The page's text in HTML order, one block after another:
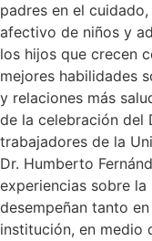
padres en el
afectivo de niños y
los hijos que crecen
mejores habilidades
y relaciones más
de la celebración del
trabajadores de la
Dr. Humberto
experiencias sobre
desempeñan tanto
institución, en medio